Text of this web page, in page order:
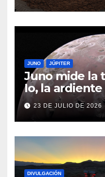
JUNO JÚPITER
Juno mide la
Io, la
23 DE JULIO DE 2026
DIVULGACIÓN